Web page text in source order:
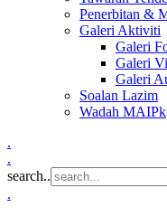
Penerbitan &
Galeri Aktiviti
Galeri
Galeri
Galeri
Soalan Lazim
Wadah MAIPk
.
.
search..
.